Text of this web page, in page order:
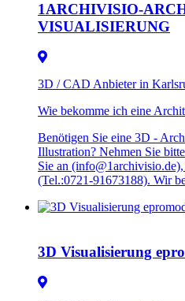
1ARCHIVISIO-
VISUALISIERUNG
3D / CAD Anbieter in
Wie bekomme ich eine
Benötigen Sie eine 3D -
Illustration? Nehmen Sie
Sie an
(Tel.:0721-91673188). Wir
3D Visualisierung